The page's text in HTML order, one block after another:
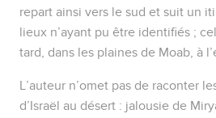
repart ainsi vers le sud et suit un
lieux n’ayant pu être identifiés ;
tard, dans les plaines de Moab, à
L’auteur n’omet pas de raconter
d’Israël au désert : jalousie de